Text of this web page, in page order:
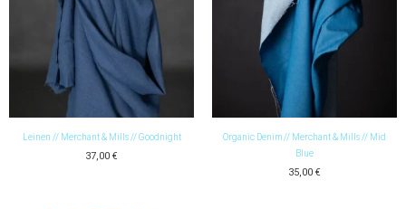
Leinen // Merchant & Mills // Goodnight
37,00 €
Organic Denim // Merchant & Mills // Mid
Blue
35,00 €